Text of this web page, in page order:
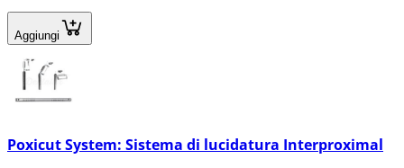
Aggiungi
Poxicut System: Sistema di lucidatura Interproximal